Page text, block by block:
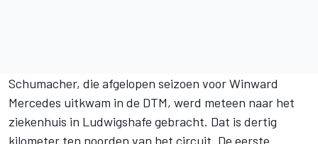
Schumacher, die afgelopen seizoen voor Winward
Mercedes uitkwam in de DTM, werd meteen naar het
ziekenhuis in Ludwigshafe gebracht. Dat is dertig
kilometer ten noorden van het circuit. De eerste